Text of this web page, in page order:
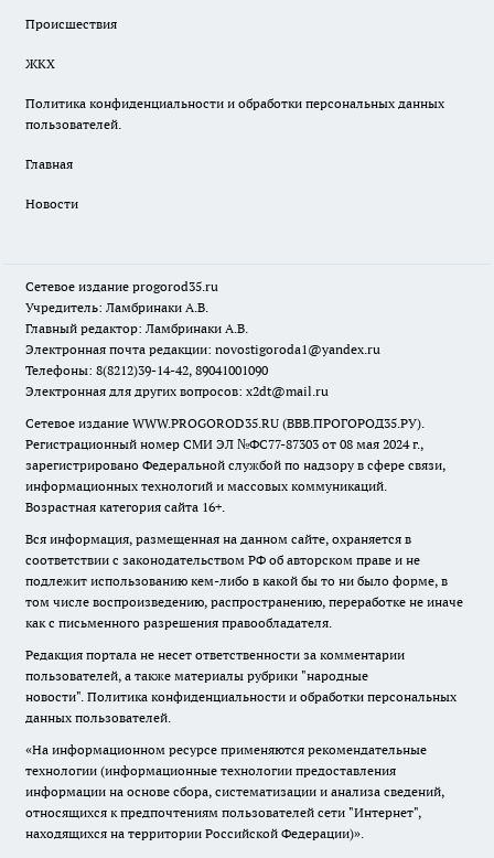
Происшествия
ЖКХ
Политика конфиденциальности и обработки персональных данных
пользователей.
Главная
Новости
Сетевое издание progorod35.ru
Учредитель: Ламбринаки А.В.
Главный редактор: Ламбринаки А.В.
Электронная почта редакции: novostigoroda1@yandex.ru
Телефоны: 8(8212)39-14-42, 89041001090
Электронная для других вопросов: x2dt@mail.ru
Сетевое издание WWW.PROGOROD35.RU (ВВВ.ПРОГОРОД35.РУ).
Регистрационный номер СМИ ЭЛ №ФС77-87303 от 08 мая 2024 г.,
зарегистрировано Федеральной службой по надзору в сфере связи,
информационных технологий и массовых коммуникаций.
Возрастная категория сайта 16+.
Вся информация, размещенная на данном сайте, охраняется в
соответствии с законодательством РФ об авторском праве и не
подлежит использованию кем-либо в какой бы то ни было форме, в
том числе воспроизведению, распространению, переработке не иначе
как с письменного разрешения правообладателя.
Редакция портала не несет ответственности за комментарии
пользователей, а также материалы рубрики "народные
новости". Политика конфиденциальности и обработки персональных
данных пользователей.
«На информационном ресурсе применяются рекомендательные
технологии (информационные технологии предоставления
информации на основе сбора, систематизации и анализа сведений,
относящихся к предпочтениям пользователей сети "Интернет",
находящихся на территории Российской Федерации)».